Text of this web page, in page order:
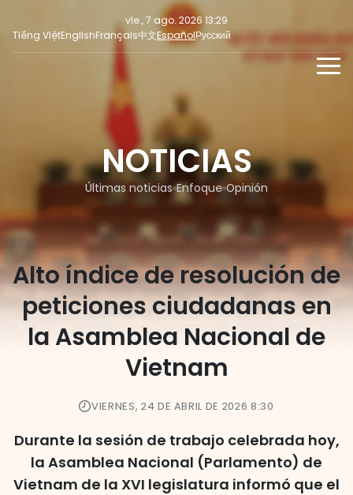
vie., 7 ago. 2026 13:29
Tiếng ViệtEnglishFrançais中文EspañolРусский
Últimas noticias
Enfoque
Opinión
NOTICIAS PARA LA PRENSA
REDES SOCIALESNOTICIAS
Últimas noticias Enfoque Opinión
Alto índice de resolución de
peticiones ciudadanas en
la Asamblea Nacional de
Vietnam
VIERNES, 24 DE ABRIL DE 2026 8:30
Durante la sesión de trabajo celebrada hoy,
la Asamblea Nacional (Parlamento) de
Vietnam de la XVI legislatura informó que el